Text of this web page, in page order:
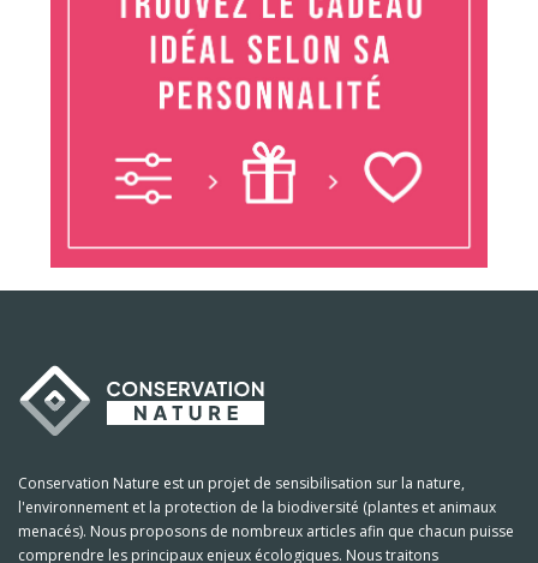
Conservation Nature est un projet de sensibilisation sur la nature,
l'environnement et la protection de la biodiversité (plantes et animaux
menacés). Nous proposons de nombreux articles afin que chacun puisse
comprendre les principaux enjeux écologiques. Nous traitons